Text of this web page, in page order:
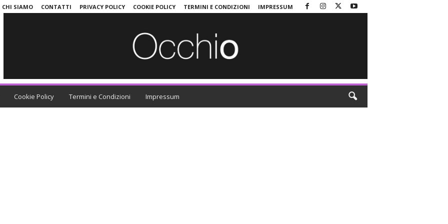
CHI SIAMO CONTATTI PRIVACY POLICY COOKIE POLICY TERMINI E CONDIZIONI IMPRESSUM
Cookie Policy Termini e Condizioni Impressum